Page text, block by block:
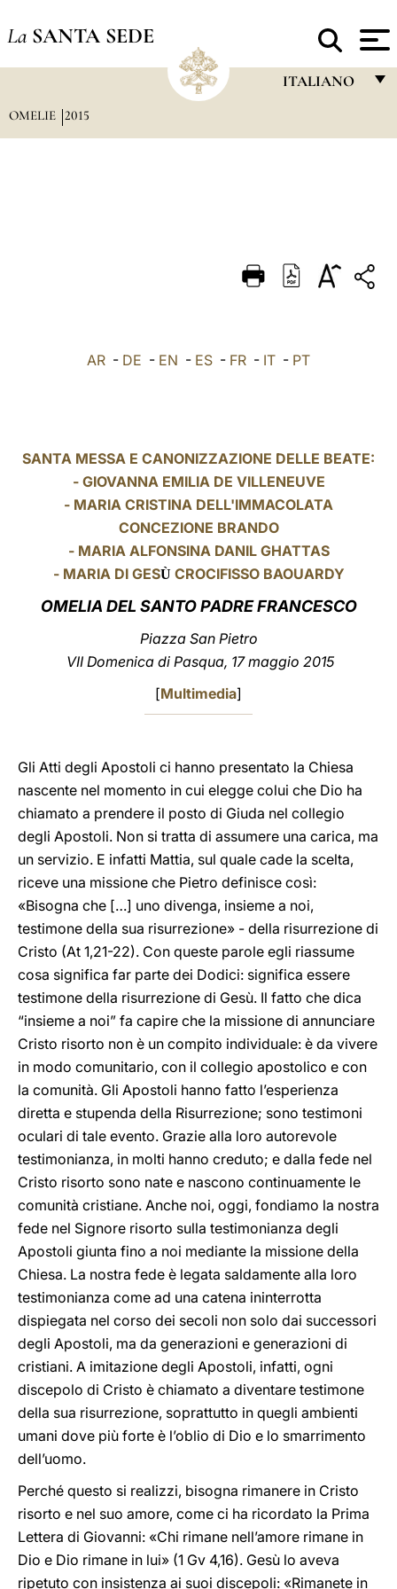
La SANTA SEDE
ITALIANO
DEUTSCH
العربيّة
OMELIE 2015
AR - DE - EN - ES - FR - IT - PT
SANTA MESSA E CANONIZZAZIONE DELLE BEATE:
- GIOVANNA EMILIA DE VILLENEUVE
- MARIA CRISTINA DELL'IMMACOLATA
CONCEZIONE BRANDO
- MARIA ALFONSINA DANIL GHATTAS
- MARIA DI GESÙ CROCIFISSO BAOUARDY
OMELIA DEL SANTO PADRE FRANCESCO
Piazza San Pietro
VII Domenica di Pasqua, 17 maggio 2015
[Multimedia]
Gli Atti degli Apostoli ci hanno presentato la Chiesa
nascente nel momento in cui elegge colui che Dio ha
chiamato a prendere il posto di Giuda nel collegio
degli Apostoli. Non si tratta di assumere una carica, ma
un servizio. E infatti Mattia, sul quale cade la scelta,
riceve una missione che Pietro definisce così:
«Bisogna che […] uno divenga, insieme a noi,
testimone della sua risurrezione» - della risurrezione di
Cristo (At 1,21-22). Con queste parole egli riassume
cosa significa far parte dei Dodici: significa essere
testimone della risurrezione di Gesù. Il fatto che dica
“insieme a noi” fa capire che la missione di annunciare
Cristo risorto non è un compito individuale: è da vivere
in modo comunitario, con il collegio apostolico e con
la comunità. Gli Apostoli hanno fatto l’esperienza
diretta e stupenda della Risurrezione; sono testimoni
oculari di tale evento. Grazie alla loro autorevole
testimonianza, in molti hanno creduto; e dalla fede nel
Cristo risorto sono nate e nascono continuamente le
comunità cristiane. Anche noi, oggi, fondiamo la nostra
fede nel Signore risorto sulla testimonianza degli
Apostoli giunta fino a noi mediante la missione della
Chiesa. La nostra fede è legata saldamente alla loro
testimonianza come ad una catena ininterrotta
dispiegata nel corso dei secoli non solo dai successori
degli Apostoli, ma da generazioni e generazioni di
cristiani. A imitazione degli Apostoli, infatti, ogni
discepolo di Cristo è chiamato a diventare testimone
della sua risurrezione, soprattutto in quegli ambienti
umani dove più forte è l’oblio di Dio e lo smarrimento
dell’uomo.
Perché questo si realizzi, bisogna rimanere in Cristo
risorto e nel suo amore, come ci ha ricordato la Prima
Lettera di Giovanni: «Chi rimane nell’amore rimane in
Dio e Dio rimane in lui» (1 Gv 4,16). Gesù lo aveva
ripetuto con insistenza ai suoi discepoli: «Rimanete in